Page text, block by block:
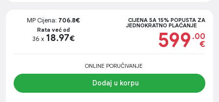
MP Cijena: 706.8€
Rata već od
36 x 18.97€
CIJENA SA 15% POPUSTA ZA
JEDNOKRATNO PLAĆANJE
599 .00
€
ONLINE PORUČIVANJE
Dodaj u korpu